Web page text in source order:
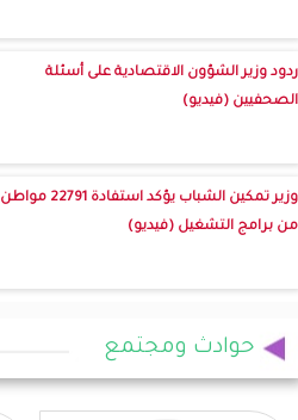
ردود وزير الشؤون الاقتصادية على أسئلة
الصحفيين (فيديو)
وزير تمكين الشباب يؤكد استفادة 22791 مواطن
من برامج التشغيل (فيديو)
حوادث ومجتمع